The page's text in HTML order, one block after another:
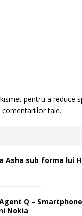
pentru a reduce
tale.
Asha sub forma lui
Q –
Nokia